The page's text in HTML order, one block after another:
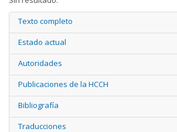
Texto completo
Estado actual
Autoridades
Publicaciones de la HCCH
Bibliografía
Traducciones